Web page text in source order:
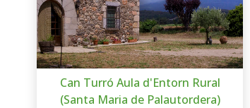
Can Turró Aula d'Entorn Rural
(Santa Maria de Palautordera)